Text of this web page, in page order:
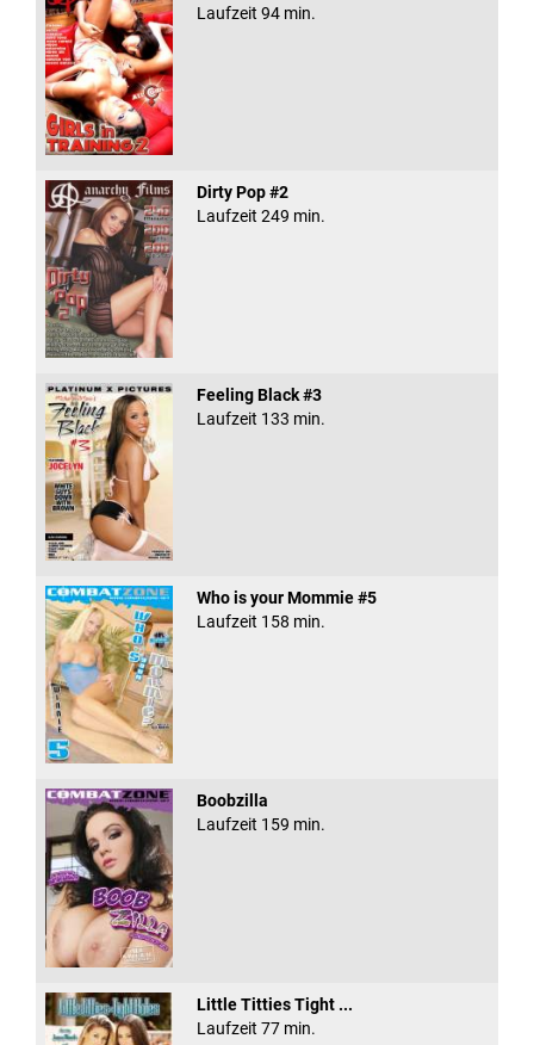
Laufzeit 94 min.
Dirty Pop #2
Laufzeit 249 min.
Feeling Black #3
Laufzeit 133 min.
Who is your Mommie #5
Laufzeit 158 min.
Boobzilla
Laufzeit 159 min.
Little Titties Tight ...
Laufzeit 77 min.